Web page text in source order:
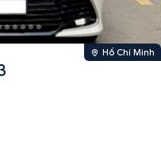
Hồ Chí Minh